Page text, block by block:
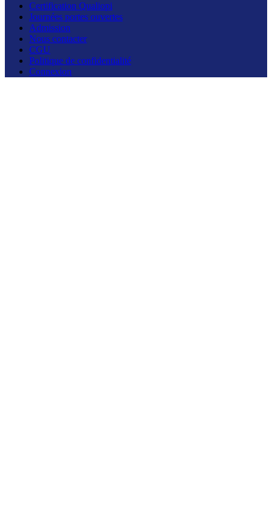
Certification Qualiopi
Journées portes ouvertes
Admission
Nous contacter
CGU
Politique de confidentialité
Connexion